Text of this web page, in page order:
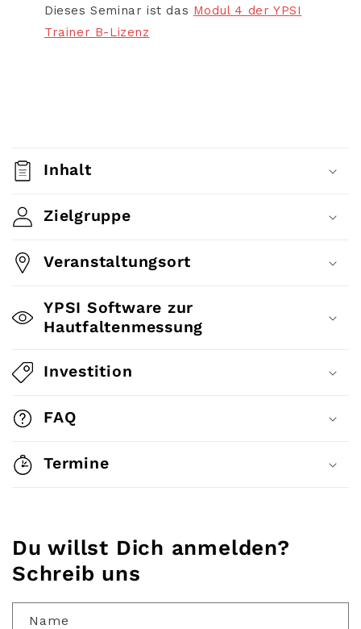
Dieses Seminar ist das Modul 4 der YPSI
Trainer B-Lizenz
i
k
a
p
a
e
r
I
a
l
t
Inhalt
Zielgruppe
Veranstaltungsort
YPSI Software zur
Hautfaltenmessung
Investition
FAQ
Termine
Du willst Dich anmelden?
Schreib uns
Name